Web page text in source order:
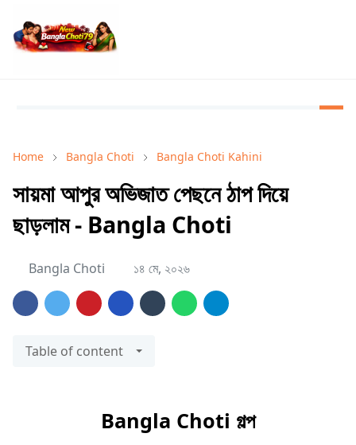
Home Bangla Choti Bangla Choti Kahini
সায়মা আপুর অভিজাত পেছনে ঠাপ দিয়ে
ছাড়লাম - Bangla Choti
Bangla Choti ১৪ মে, ২০২৬
Table of content
Bangla Choti গল্প